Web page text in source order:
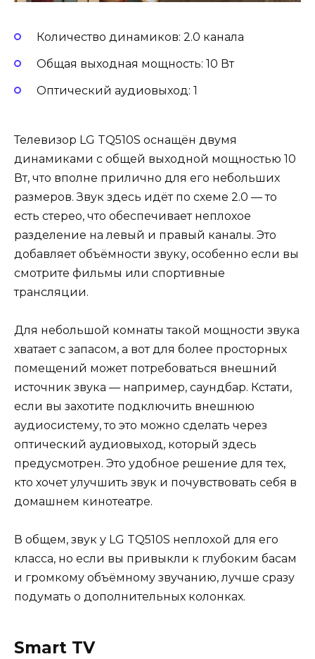
Количество динамиков: 2.0 канала
Общая выходная мощность: 10 Вт
Оптический аудиовыход: 1
Телевизор LG TQ510S оснащён двумя
динамиками с общей выходной мощностью 10
Вт, что вполне прилично для его небольших
размеров. Звук здесь идёт по схеме 2.0 — то
есть стерео, что обеспечивает неплохое
разделение на левый и правый каналы. Это
добавляет объёмности звуку, особенно если вы
смотрите фильмы или спортивные
трансляции.
Для небольшой комнаты такой мощности звука
хватает с запасом, а вот для более просторных
помещений может потребоваться внешний
источник звука — например, саундбар. Кстати,
если вы захотите подключить внешнюю
аудиосистему, то это можно сделать через
оптический аудиовыход, который здесь
предусмотрен. Это удобное решение для тех,
кто хочет улучшить звук и почувствовать себя в
домашнем кинотеатре.
В общем, звук у LG TQ510S неплохой для его
класса, но если вы привыкли к глубоким басам
и громкому объёмному звучанию, лучше сразу
подумать о дополнительных колонках.
Smart TV